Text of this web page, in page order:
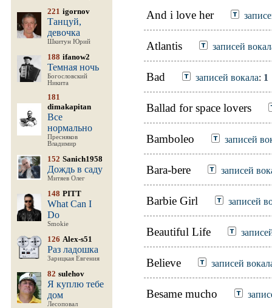
221 igornov
Танцуй,
девочка
Шкитун Юрий
188 ifanow2
Темная ночь
Богословский
Никита
181
dimakapitan
Все
нормально
Пресняков
Владимир
152 Sanich1958
Дождь в саду
Митяев Олег
148 PITT
What Can I
Do
Smokie
126 Alex-s51
Раз ладошка
Зарицкая Евгения
82 sulehov
Я куплю тебе
дом
Лесоповал
And i love her
Atlantis записей
Bad записей вокала: 1
Ballad for space lovers
Bamboleo записей
Bara-bere записей
Barbie Girl записей
Beautiful Life
Believe записей
Besame mucho